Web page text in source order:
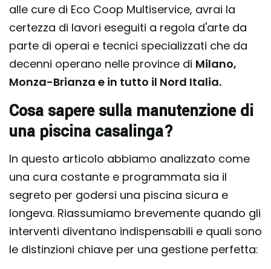
alle cure di Eco Coop Multiservice, avrai la
certezza di lavori eseguiti a regola d'arte da
parte di operai e tecnici specializzati che da
decenni operano nelle province di Milano,
Monza-Brianza e in tutto il Nord Italia.
Cosa sapere sulla manutenzione di
una piscina casalinga?
In questo articolo abbiamo analizzato come
una cura costante e programmata sia il
segreto per godersi una piscina sicura e
longeva. Riassumiamo brevemente quando gli
interventi diventano indispensabili e quali sono
le distinzioni chiave per una gestione perfetta: